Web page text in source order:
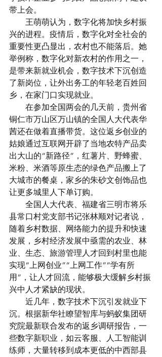
带上会。
王萌萌认为，数字化将加快乡村振
兴的进程。疫情后，数字化对全社会的
重要性更凸显出，农村也不能落后。她
举例称，数字化对新农村的作用之一，
是带来新就业机会，数字技术下沉创造
了新岗位，让外出务工的年轻老百姓回
乡，在家门口实现就业。
在参加全国两会的几天前，贵州省
铜仁市万山区万山镇的全国人大代表华
茜还在做着直播带货。这位返乡创业的
姑娘通过互联网开辟了当地农特产品卖
出大山的“新路径”，红薯片、野蜂蜜、
米粉、米酒等原生态的绿色产品搬上了
大城市的餐桌，家乡的朱砂文创饰品也
让更多城里人下单订购。
全国人大代表、福建省三明市将乐
县常口村党支部书记张林顺对记者说，
随着乡村数据、网络能力的提升和快速
发展，乡村经济发展中亟需的农业、林
业、生态、旅游管理人才回到村里也能
实现“上网创业”“上网工作”“学有所
用”，让人才回流，能够极大缓解乡村振
兴中人才紧缺的现状。
近几年，数字技术下沉引发就业下
沉。根据新华社瞭望智库与蚂蚁集团研
究院最新联合发布的返乡调研报告，一
些数字新职业，如云客服、人工智能训
练师，大量转移到成本更低的中西部县